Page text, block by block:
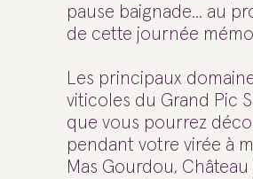
pause baignade... au
de cette journée
Les principaux
viticoles du Grand Pic
que vous pourrez
pendant votre virée à
Mas Gourdou, Château